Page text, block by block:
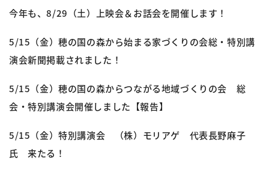
今年も、8/29（土）上映会＆お話会を開催します！
5/15（金）穂の国の森から始まる家づくりの会総・特別講
演会新聞掲載されました！
5/15（金）穂の国の森からつながる地域づくりの会 総
会・特別講演会開催しました【報告】
5/15（金）特別講演会 （株）モリアゲ 代表長野麻子
氏 来たる！